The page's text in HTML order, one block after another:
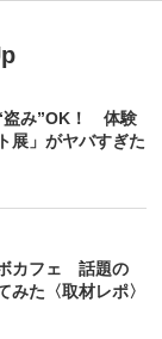
盗み”OK！ 体験
展」がヤバすぎた
ボカフェ 話題の
みた〈取材レポ〉